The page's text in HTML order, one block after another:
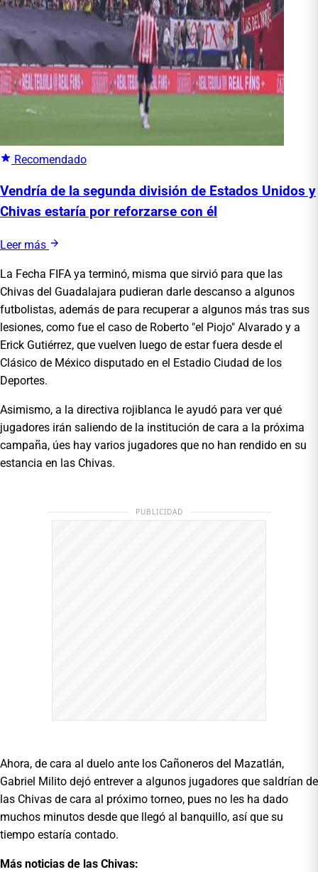
Recomendado
Vendría de la segunda división de Estados Unidos y
Chivas estaría por reforzarse con él
Leer más
La Fecha FIFA ya terminó, misma que sirvió para que las
Chivas del Guadalajara pudieran darle descanso a algunos
futbolistas, además de para recuperar a algunos más tras sus
lesiones, como fue el caso de Roberto "el Piojo" Alvarado y a
Erick Gutiérrez, que vuelven luego de estar fuera desde el
Clásico de México disputado en el Estadio Ciudad de los
Deportes.
Asimismo, a la directiva rojiblanca le ayudó para ver qué
jugadores irán saliendo de la institución de cara a la próxima
campaña, úes hay varios jugadores que no han rendido en su
estancia en las Chivas.
PUBLICIDAD
Ahora, de cara al duelo ante los Cañoneros del Mazatlán,
Gabriel Milito dejó entrever a algunos jugadores que saldrían de
las Chivas de cara al próximo torneo, pues no les ha dado
muchos minutos desde que llegó al banquillo, así que su
tiempo estaría contado.
Más noticias de las Chivas: